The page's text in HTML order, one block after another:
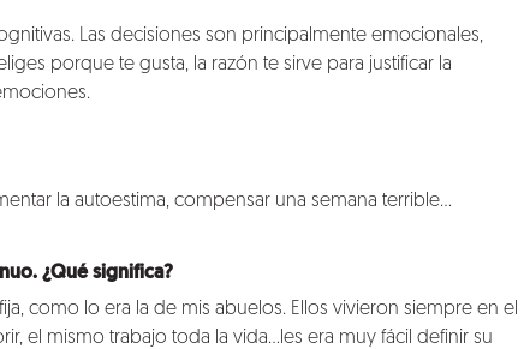
Las decisiones son principalmente emocionales,
porque te gusta, la razón te sirve para justificar la
la autoestima, compensar una semana terrible…
¿Qué significa?
como lo era la de mis abuelos. Ellos vivieron siempre en el
el mismo trabajo toda la vida…les era muy fácil definir su